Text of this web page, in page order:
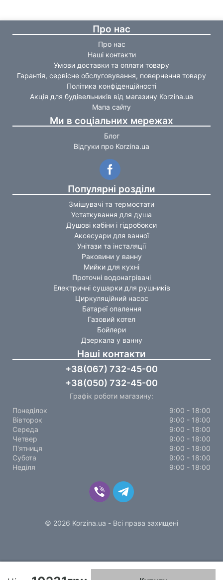
Про нас
Про нас
Наші контакти
Умови доставки та оплати товару
Гарантія, сервісне обслуговування, повернення товару
Політика конфіденційності
Акція для будівельників від магазину Korzina.ua
Мапа сайту
Ми в соціальних мережах
Блог
Відгуки про Korzina.ua
Популярні розділи
Змішувачі та термостати
Устаткування для душа
Душові кабіни і гідробокси
Аксесуари для ванної
Унітази та інсталяції
Раковини у ванну
Мийки для кухні
Проточні водонагрівачі
Електричні сушарки для рушників
Циркуляційний насос
Батареї опалення
Газовий котел
Бойлери
Дзеркала у ванну
Наші контакти
+38(067) 732-45-00
+38(050) 732-45-00
Графік роботи магазину:
Понеділок
9:00 - 18:00
Вівторок
9:00 - 18:00
Середа
9:00 - 18:00
Четвер
9:00 - 18:00
П'ятниця
9:00 - 18:00
Субота
9:00 - 18:00
Неділя
9:00 - 18:00
© 2026 Korzina.ua - Всі права захищені